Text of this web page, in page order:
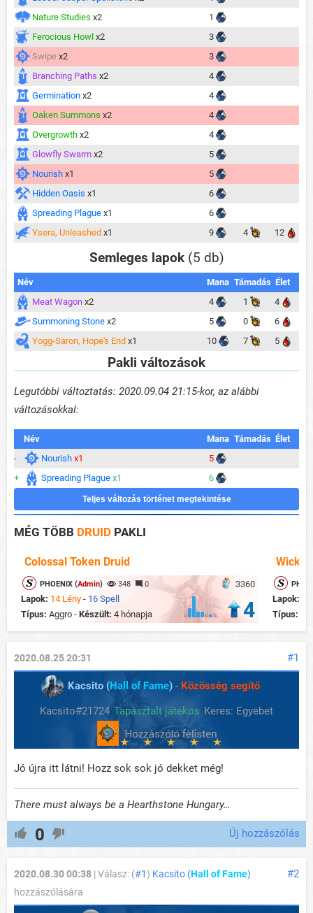
Nature Studies x2
1
Ferocious Howl x2
3
Swipe x2
3
Branching Paths x2
4
Germination x2
4
Oaken Summons x2
4
Overgrowth x2
4
Glowfly Swarm x2
5
Nourish x1
5
Hidden Oasis x1
6
Spreading Plague x1
6
Ysera, Unleashed x1 9 4 12
Semleges lapok (5 db)
Név Mana Támadás Élet
Meat Wagon x2 4 1
4
Summoning Stone x2 5 0
6
Yogg-Saron, Hope's End x1 10 7 5
Pakli változások
Legutóbbi változtatás: 2020.09.04 21:15-kor, az alábbi
változásokkal:
Név Mana Támadás Élet
-
Nourish x1
5
+
Spreading Plague x1 6
Teljes változás történet megtekintése
MÉG TÖBB DRUID PAKLI
Colossal Token Druid
3360
PHOENIX (Admin) 348 0
Lapok: 14 Lény - 16 Spell
Típus: Aggro - Készült: 4 hónapja 4 Lapok:
Típus:
#1
2020.08.25 20:31
Kacsito (Hall of Fame) - Közösség segítő
Kacsito#21724 Tapasztalt játékos Keres: Egyebet
Jó újra itt látni! Hozz sok sok jó dekket még!
There must always be a Hearthstone Hungary…
0 Új hozzászólás
#2
2020.08.30 00:38 | Válasz: (#1) Kacsito (Hall of Fame)
hozzászólására